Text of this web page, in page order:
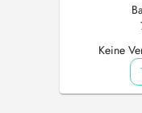
Keine